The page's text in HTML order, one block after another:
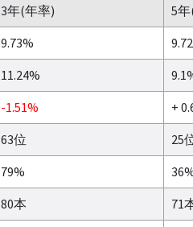
3年(年率) 5
9.73%
11.24%
-1.51% +
63位 25
79%
80本 71